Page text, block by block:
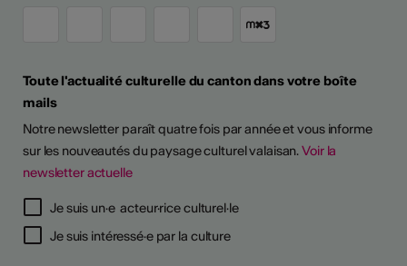
Toute l'actualité culturelle du canton dans votre boîte
mails
Notre newsletter paraît quatre fois par année et vous informe
sur les nouveautés du paysage culturel valaisan.Voir la
newsletter actuelle
Je suis un·e acteur·rice culturel·le
Je suis intéressé·e par la culture